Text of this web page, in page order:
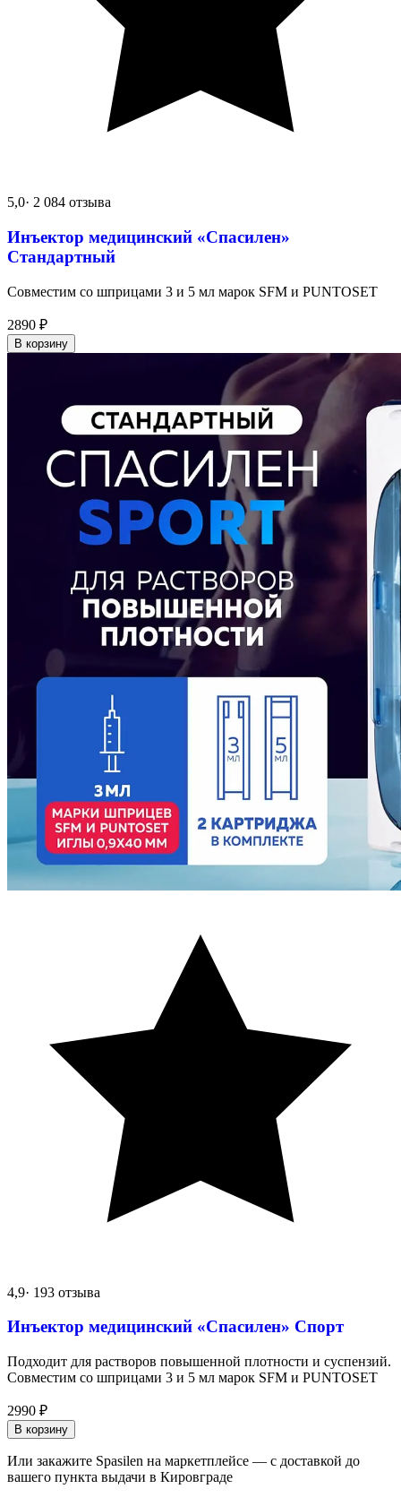
5,0· 2 084 отзыва
Инъектор медицинский «Спасилен»
Стандартный
Совместим со шприцами 3 и 5 мл марок SFM и PUNTOSET
2890 ₽
В корзину
4,9· 193 отзыва
Инъектор медицинский «Спасилен» Спорт
Подходит для растворов повышенной плотности и суспензий.
Совместим со шприцами 3 и 5 мл марок SFM и PUNTOSET
2990 ₽
В корзину
Или закажите Spasilen на маркетплейсе — с доставкой до
вашего пункта выдачи в Кировграде